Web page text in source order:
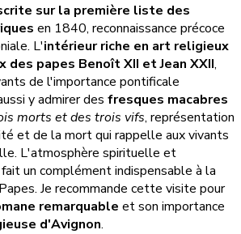
sur la première liste des
en 1840, reconnaissance précoce
L'intérieur riche en art religieux
des papes Benoît XII et Jean XXII,
de l'importance pontificale
y admirer des fresques macabres
morts et des trois vifs, représentation
et de la mort qui rappelle aux vivants
L'atmosphère spirituelle et
un complément indispensable à la
Je recommande cette visite pour
remarquable et son importance
d'Avignon.